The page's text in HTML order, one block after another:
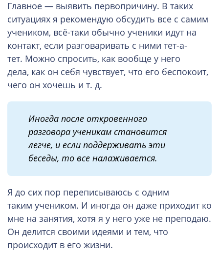
Главное — выявить первопричину. В таких
ситуациях я рекомендую обсудить все с самим
учеником, всё-таки обычно ученики идут на
контакт, если разговаривать с ними тет-а-
тет. Можно спросить, как вообще у него
дела, как он себя чувствует, что его беспокоит,
чего он хочешь и т. д.
Иногда после откровенного
разговора ученикам становится
легче, и если поддерживать эти
беседы, то все налаживается.
Я до сих пор переписываюсь с одним
таким учеником. И иногда он даже приходит ко
мне на занятия, хотя я у него уже не преподаю.
Он делится своими идеями и тем, что
происходит в его жизни.